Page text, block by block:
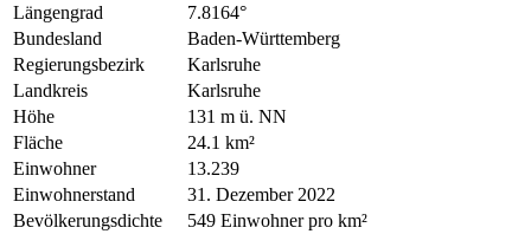
Längengrad
7.8164°
Bundesland
Baden-Württemberg
Regierungsbezirk
Karlsruhe
Landkreis
Karlsruhe
Höhe
131 m ü. NN
Fläche
24.1 km²
Einwohner
13.239
Einwohnerstand
31. Dezember 2022
Bevölkerungsdichte
549 Einwohner pro km²